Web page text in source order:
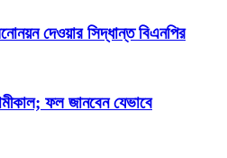
দেওয়ার সিদ্ধান্ত বিএনপির
ফল জানবেন যেভাবে